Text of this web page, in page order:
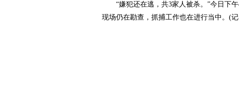
“嫌犯还在逃，共3家人被杀。”今日下午
现场仍在勘查，抓捕工作也在进行当中。(